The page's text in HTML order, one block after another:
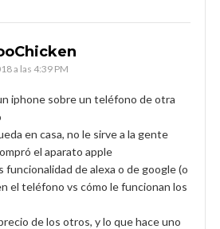
a las 4:39 PM
iphone sobre un teléfono de otra
en casa, no le sirve a la gente
el aparato apple
funcionalidad de alexa o de google (o
el teléfono vs cómo le funcionan los
de los otros, y lo que hace uno